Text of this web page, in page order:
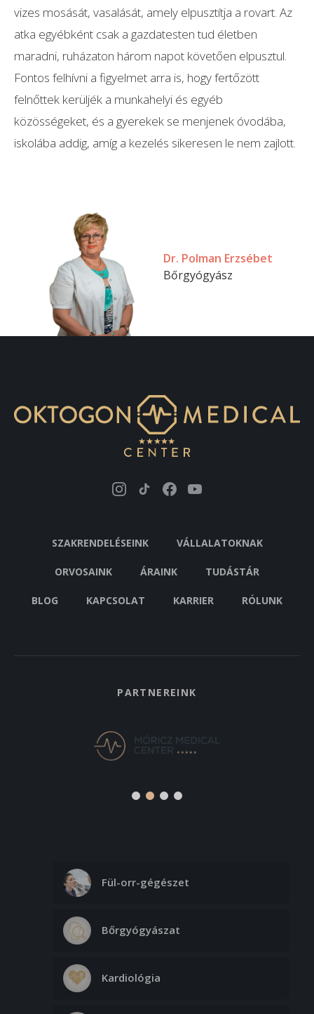
vizes mosását, vasalását, amely elpusztítja a rovart. Az
atka egyébként csak a gazdatesten tud életben
maradni, ruházaton három napot követően elpusztul.
Fontos felhívni a figyelmet arra is, hogy fertőzött
felnőttek kerüljék a munkahelyi és egyéb
közösségeket, és a gyerekek se menjenek óvodába,
iskolába addig, amíg a kezelés sikeresen le nem zajlott.
Dr. Polman Erzsébet
Bőrgyógyász
SZAKRENDELÉSEINK VÁLLALATOKNAK
ORVOSAINK ÁRAINK TUDÁSTÁR
BLOG KAPCSOLAT KARRIER RÓLUNK
PARTNEREINK
Fül-orr-gégészet
Bőrgyógyászat
Kardiológia